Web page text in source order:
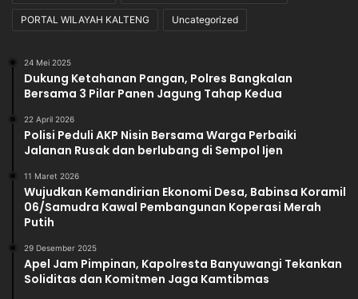
PORTAL WILAYAH KALTENG Uncategorized
24 Mei 2025
Dukung Ketahanan Pangan, Polres Bangkalan
Bersama 3 Pilar Panen Jagung Tahap Kedua
22 April 2026
Polisi Peduli AKP Nisin Bersama Warga Perbaiki
Jalanan Rusak dan berlubang di Sempol Ijen
11 Maret 2026
Wujudkan Kemandirian Ekonomi Desa, Babinsa Koramil
06/Samudra Kawal Pembangunan Koperasi Merah
Putih
29 Desember 2025
Apel Jam Pimpinan, Kapolresta Banyuwangi Tekankan
Soliditas dan Komitmen Jaga Kamtibmas